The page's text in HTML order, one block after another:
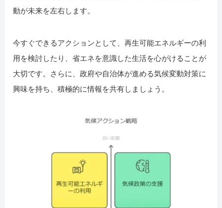
動が未来を左右します。
今すぐできるアクションとして、再生可能エネルギーの利
用を検討したり、省エネを意識した生活を心がけることが
大切です。さらに、政府や自治体が進める気候変動対策に
興味を持ち、積極的に情報を共有しましょう。